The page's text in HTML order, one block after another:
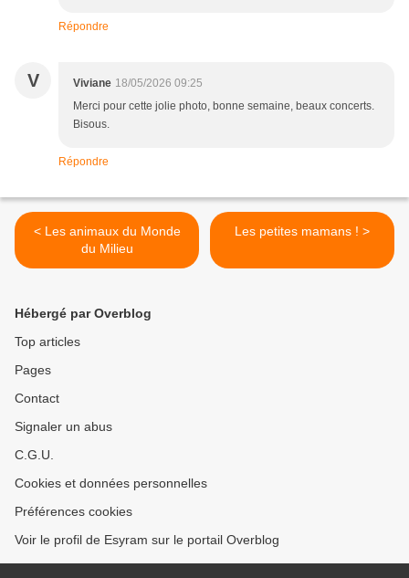
Répondre
V Viviane 18/05/2026 09:25
Merci pour cette jolie photo, bonne semaine, beaux concerts.
Bisous.
Répondre
< Les animaux du Monde
du Milieu
Les petites mamans ! >
Hébergé par Overblog
Top articles
Pages
Contact
Signaler un abus
C.G.U.
Cookies et données personnelles
Préférences cookies
Voir le profil de Esyram sur le portail Overblog